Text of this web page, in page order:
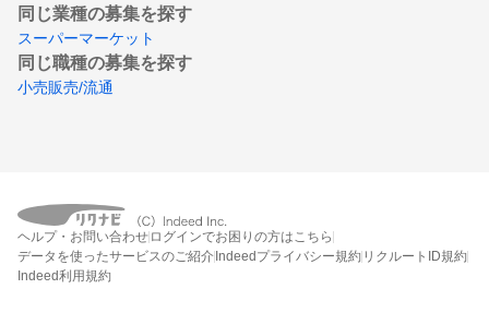
同じ業種の募集を探す
スーパーマーケット
同じ職種の募集を探す
小売販売/流通
ヘルプ・お問い合わせ ログインでお困りの方はこちら
データを使ったサービスのご紹介Indeedプライバシー規約 リクルートID規約
Indeed利用規約